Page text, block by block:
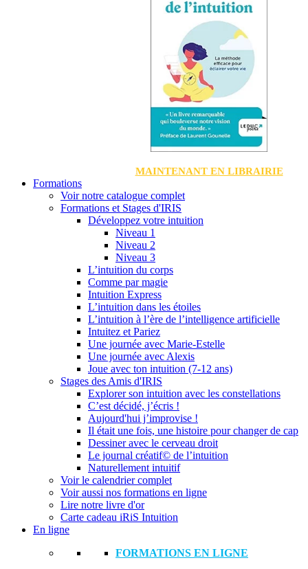
MAINTENANT EN LIBRAIRIE
Formations
Voir notre catalogue complet
Formations et Stages d'IRIS
Développez votre intuition
Niveau 1
Niveau 2
Niveau 3
L’intuition du corps
Comme par magie
Intuition Express
L’intuition dans les étoiles
L’intuition à l’ère de l’intelligence artificielle
Intuitez et Pariez
Une journée avec Marie-Estelle
Une journée avec Alexis
Joue avec ton intuition (7-12 ans)
Stages des Amis d'IRIS
Explorer son intuition avec les constellations
C’est décidé, j’écris !
Aujourd'hui j’improvise !
Il était une fois, une histoire pour changer de cap
Dessiner avec le cerveau droit
Le journal créatif© de l’intuition
Naturellement intuitif
Voir le calendrier complet
Voir aussi nos formations en ligne
Lire notre livre d'or
Carte cadeau iRiS Intuition
En ligne
FORMATIONS EN LIGNE